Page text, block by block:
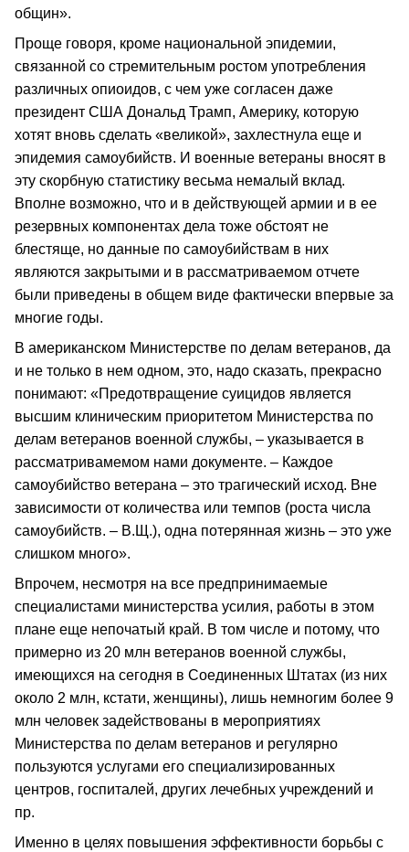
общин».
Проще говоря, кроме национальной эпидемии,
связанной со стремительным ростом употребления
различных опиоидов, с чем уже согласен даже
президент США Дональд Трамп, Америку, которую
хотят вновь сделать «великой», захлестнула еще и
эпидемия самоубийств. И военные ветераны вносят в
эту скорбную статистику весьма немалый вклад.
Вполне возможно, что и в действующей армии и в ее
резервных компонентах дела тоже обстоят не
блестяще, но данные по самоубийствам в них
являются закрытыми и в рассматриваемом отчете
были приведены в общем виде фактически впервые за
многие годы.
В американском Министерстве по делам ветеранов, да
и не только в нем одном, это, надо сказать, прекрасно
понимают: «Предотвращение суицидов является
высшим клиническим приоритетом Министерства по
делам ветеранов военной службы, – указывается в
рассматривамемом нами документе. – Каждое
самоубийство ветерана – это трагический исход. Вне
зависимости от количества или темпов (роста числа
самоубийств. – В.Щ.), одна потерянная жизнь – это уже
слишком много».
Впрочем, несмотря на все предпринимаемые
специалистами министерства усилия, работы в этом
плане еще непочатый край. В том числе и потому, что
примерно из 20 млн ветеранов военной службы,
имеющихся на сегодня в Соединенных Штатах (из них
около 2 млн, кстати, женщины), лишь немногим более 9
млн человек задействованы в мероприятиях
Министерства по делам ветеранов и регулярно
пользуются услугами его специализированных
центров, госпиталей, других лечебных учреждений и
пр.
Именно в целях повышения эффективности борьбы с